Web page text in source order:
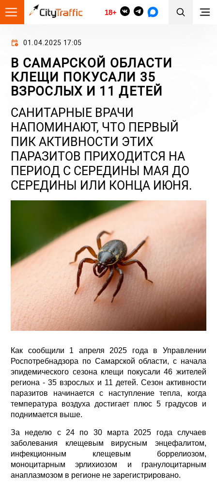
18+
01.04.2025 17:05
В САМАРСКОЙ ОБЛАСТИ
КЛЕЩИ ПОКУСАЛИ 35
ВЗРОСЛЫХ И 11 ДЕТЕЙ
САНИТАРНЫЕ ВРАЧИ
НАПОМИНАЮТ, ЧТО ПЕРВЫЙ
ПИК АКТИВНОСТИ ЭТИХ
ПАРАЗИТОВ ПРИХОДИТСЯ НА
ПЕРИОД С СЕРЕДИНЫ МАЯ ДО
СЕРЕДИНЫ ИЛИ КОНЦА ИЮНЯ.
Как сообщили 1 апреля 2025 года в Управлении
Роспотребнадзора по Самарской области, с начала
эпидемического сезона клещи покусали 46 жителей
региона - 35 взрослых и 11 детей. Сезон активности
паразитов начинается с наступление тепла, когда
температура воздуха достигает плюс 5 градусов и
поднимается выше.
За неделю с 24 по 30 марта 2025 года случаев
заболевания клещевым вирусным энцефалитом,
инфекционным клещевым боррелиозом,
моноцитарным эрлихиозом и гранулоцитарным
анаплазмозом в регионе не зарегистрировано.